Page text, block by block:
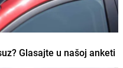
Glasajte u našoj anketi